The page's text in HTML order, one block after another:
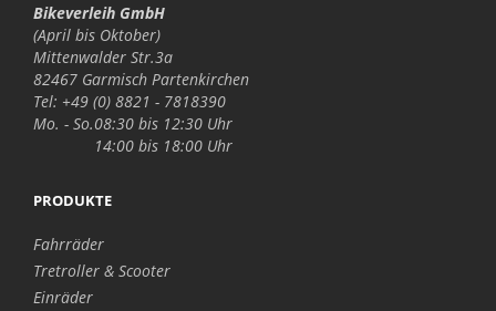
Bikeverleih GmbH
(April bis Oktober)
Mittenwalder Str.3a
82467 Garmisch Partenkirchen
Tel: +49 (0) 8821 - 7818390
Mo. - So.08:30 bis 12:30 Uhr
14:00 bis 18:00 Uhr
PRODUKTE
Fahrräder
Tretroller & Scooter
Einräder